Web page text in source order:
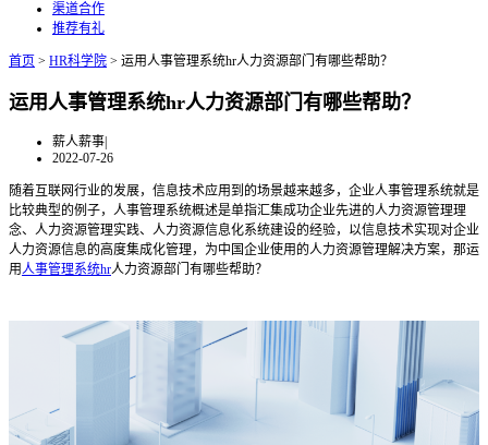
渠道合作
推荐有礼
首页 > HR科学院 > 运用人事管理系统hr人力资源部门有哪些帮助？
运用人事管理系统hr人力资源部门有哪些帮助？
薪人薪事|
2022-07-26
随着互联网行业的发展，信息技术应用到的场景越来越多，企业人事管理系统就是
比较典型的例子，人事管理系统概述是单指汇集成功企业先进的人力资源管理理
念、人力资源管理实践、人力资源信息化系统建设的经验，以信息技术实现对企业
人力资源信息的高度集成化管理，为中国企业使用的人力资源管理解决方案，那运
用人事管理系统hr人力资源部门有哪些帮助？